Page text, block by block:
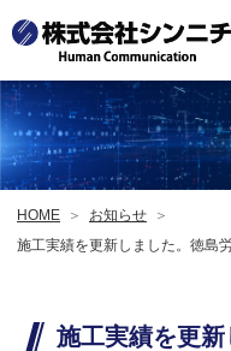
HOME
お知らせ
施工実績を更新しました。徳島
施工実績を更